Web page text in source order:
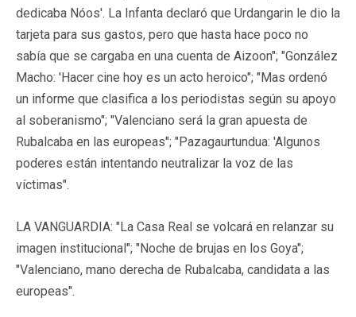
dedicaba Nóos'. La Infanta declaró que Urdangarin le dio la
tarjeta para sus gastos, pero que hasta hace poco no
sabía que se cargaba en una cuenta de Aizoon"; "González
Macho: 'Hacer cine hoy es un acto heroico"; "Mas ordenó
un informe que clasifica a los periodistas según su apoyo
al soberanismo"; "Valenciano será la gran apuesta de
Rubalcaba en las europeas"; "Pazagaurtundua: 'Algunos
poderes están intentando neutralizar la voz de las
víctimas".
LA VANGUARDIA: "La Casa Real se volcará en relanzar su
imagen institucional"; "Noche de brujas en los Goya";
"Valenciano, mano derecha de Rubalcaba, candidata a las
europeas".